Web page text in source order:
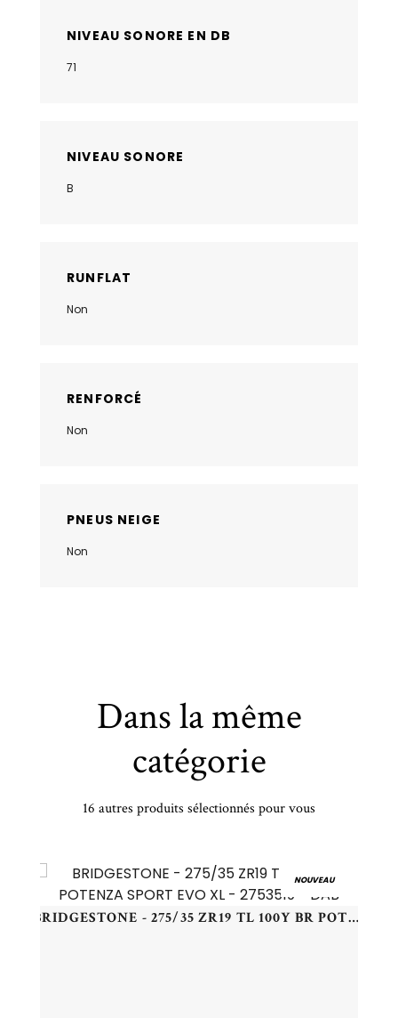
NIVEAU SONORE EN DB
71
NIVEAU SONORE
B
RUNFLAT
Non
RENFORCÉ
Non
PNEUS NEIGE
Non
Dans la même
catégorie
16 autres produits sélectionnés pour vous
NOUVEAU
BRIDGESTONE - 275/35 ZR19 TL 100Y BR POTENZA SPORT EVO XL - 2753519 - DAB